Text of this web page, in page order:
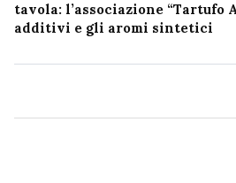
tavola: l’associazione “Tartufo
additivi e gli aromi sintetici